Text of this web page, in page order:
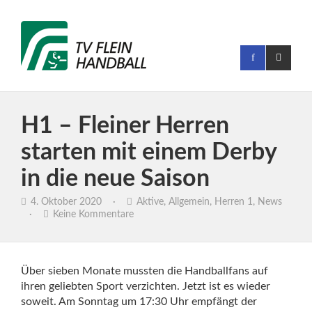
H1 – Fleiner Herren
starten mit einem Derby
in die neue Saison
4. Oktober 2020 · Aktive, Allgemein, Herren 1, News
·
Keine Kommentare
Über sieben Monate mussten die Handballfans auf
ihren geliebten Sport verzichten. Jetzt ist es wieder
soweit. Am Sonntag um 17:30 Uhr empfängt der